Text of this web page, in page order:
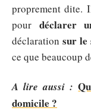
proprement dite.
pour déclarer
déclarationsur le
ce que beaucoup
A lire aussi :
domicile ?